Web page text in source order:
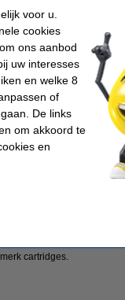
te nemen.
cartridges.
voor u.
cookies
ons aanbod
uw interesses
en welke 8
of
De links
om akkoord te
en